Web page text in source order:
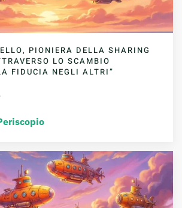
PIONIERA DELLA SHARING
LO SCAMBIO
FIDUCIA NEGLI ALTRI”